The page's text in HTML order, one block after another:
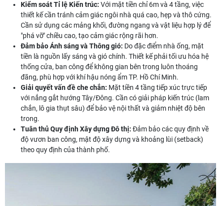
Kiểm soát Tỉ lệ Kiến trúc: Với mặt tiền chỉ 6m và 4 tầng, việc
thiết kế cần tránh cảm giác ngôi nhà quá cao, hẹp và thô cứng.
Cần sử dụng các mảng khối, đường ngang và vật liệu hợp lý để
"phá vỡ" chiều cao, tạo cảm giác rộng rãi hơn.
Đảm bảo Ánh sáng và Thông gió: Do đặc điểm nhà ống, mặt
tiền là nguồn lấy sáng và gió chính. Thiết kế phải tối ưu hóa hệ
thống cửa, ban công để không gian bên trong luôn thoáng
đãng, phù hợp với khí hậu nóng ẩm TP. Hồ Chí Minh.
Giải quyết vấn đề che chắn: Mặt tiền 4 tầng tiếp xúc trực tiếp
với nắng gắt hướng Tây/Đông. Cần có giải pháp kiến trúc (lam
chắn, lô gia thụt sâu) để bảo vệ nội thất và giảm nhiệt độ bên
trong.
Tuân thủ Quy định Xây dựng Đô thị: Đảm bảo các quy định về
độ vươn ban công, mật độ xây dựng và khoảng lùi (setback)
theo quy định của thành phố.